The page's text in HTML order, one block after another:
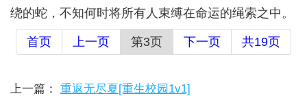
绕的蛇，不知何时将所有人束缚在命运的绳索之中。
首页 上一页 第3页 下一页 共19页
上一篇： 重返无尽夏[重生校园1v1]